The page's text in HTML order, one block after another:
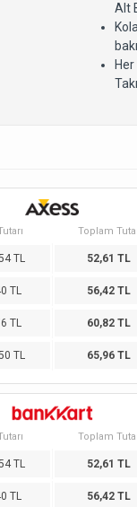
Alt
Toplam
TL 52,61 TL
TL 56,42 TL
TL 60,82 TL
TL 65,96 TL
Toplam
TL 52,61 TL
TL 56,42 TL